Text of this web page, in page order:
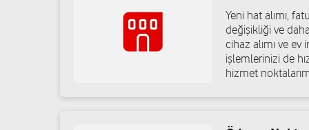
Orhan Oduncu - Özgüncell İletişim
Mahmudiye Mah. Zeytinli Bahçe Cad. No:97/C Akdeniz/
Yeni hat alımı,
değişikliği ve
cihaz alımı ve
işlemlerinizi de
hizmet